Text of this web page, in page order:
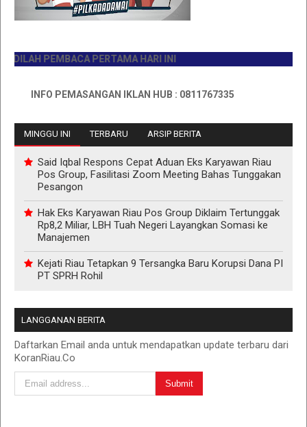
PEMBACA PERTAMA HARI INI
INFO PEMASANGAN IKLAN HUB : 0811767335
MINGGU INI TERBARU ARSIP BERITA
Said Iqbal Respons Cepat Aduan Eks Karyawan Riau
Pos Group, Fasilitasi Zoom Meeting Bahas Tunggakan
Pesangon
Hak Eks Karyawan Riau Pos Group Diklaim Tertunggak
Rp8,2 Miliar, LBH Tuah Negeri Layangkan Somasi ke
Manajemen
Kejati Riau Tetapkan 9 Tersangka Baru Korupsi Dana PI
PT SPRH Rohil
LANGGANAN BERITA
Daftarkan Email anda untuk mendapatkan update terbaru dari
KoranRiau.Co